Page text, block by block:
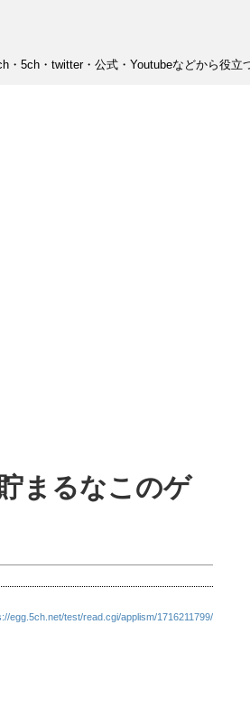
5ch・twitter・公式・Youtubeなどから役立
まるなこのゲ
egg.5ch.net/test/read.cgi/applism/1716211799/